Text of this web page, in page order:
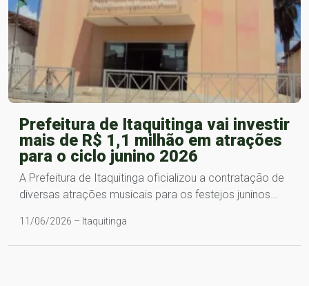
Prefeitura de Itaquitinga vai investir
mais de R$ 1,1 milhão em atrações
para o ciclo junino 2026
A Prefeitura de Itaquitinga oficializou a contratação de
diversas atrações musicais para os festejos juninos…
11/06/2026 – Itaquitinga